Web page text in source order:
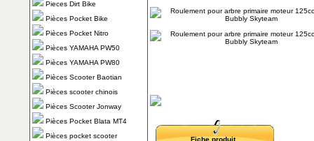
Pieces Dirt Bike
Pièces Pocket Bike
Pièces Pocket Nitro
Pièces YAMAHA PW50
Pièces YAMAHA PW80
Pièces Scooter Baotian
Pièces scooter chinois
Pièces Scooter Jonway
Pièces Pocket Blata MT4
Pièces pocket scooter
Fiche produit